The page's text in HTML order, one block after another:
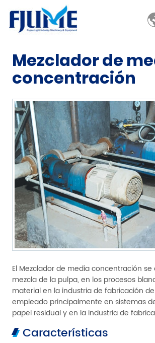
Mezclador de
concentración
El Mezclador de media concentración
mezcla de la pulpa, en los procesos
material en la industria de fabricación de
empleado principalmente en sistemas
papel residual y en la industria de
Características